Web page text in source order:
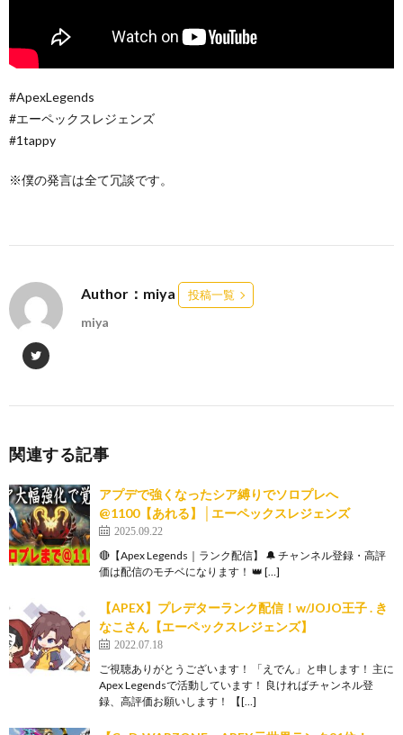
#ApexLegends
#エーペックスレジェンズ
#1tappy
※僕の発言は全て冗談です。
Author：miya 投稿一覧
miya
関連する記事
アプデで強くなったシア縛りでソロプレへ
@1100【あれる】│エーペックスレジェンズ
2025.09.22
🔴【Apex Legends｜ランク配信】 🔔 チャンネル登録・高評
価は配信のモチベになります！ 👑 […]
【APEX】プレデターランク配信！w/JOJO王子 . き
なこさん【エーペックスレジェンズ】
2022.07.18
ご視聴ありがとうございます！ 「えでん」と申します！ 主に
Apex Legendsで活動しています！ 良ければチャンネル登
録、高評価お願いします！ 【[…]